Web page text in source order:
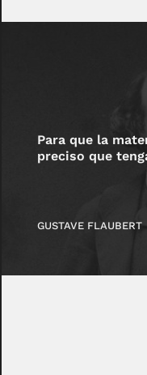
Para que la
preciso que
GUSTAVE FLAUBERT